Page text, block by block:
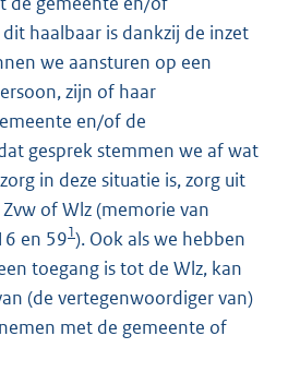
dit haalbaar is dankzij de inzet
we aansturen op een
zijn of haar
en/of de
gesprek stemmen we af wat
in deze situatie is, zorg uit
of Wlz (memorie van
en 591). Ook als we hebben
toegang is tot de Wlz, kan
(de vertegenwoordiger van)
met de gemeente of